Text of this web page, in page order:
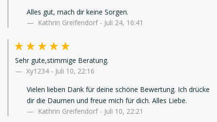
Alles gut, mach dir keine Sorgen.
Kathrin Greifendorf - Juli 24, 16:41
Sehr gute,stimmige Beratung.
Xy1234 - Juli 10, 22:16
Vielen lieben Dank für deine schöne Bewertung. Ich drücke
dir die Daumen und freue mich für dich. Alles Liebe.
Kathrin Greifendorf - Juli 10, 22:21